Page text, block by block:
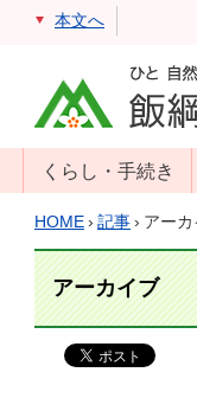
本文へ
くらし・手続き
戸籍・住民票・
住民登録
マイナンバー
HOME› 記事› アー
アーカイブ